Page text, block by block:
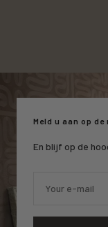
Meld u aan op
En blijf op de
Your e-mail